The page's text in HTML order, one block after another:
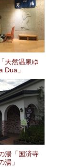
天然温泉ゆ
Dua」
湯「国済寺
湯」